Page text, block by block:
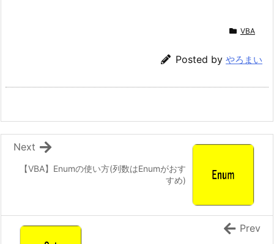
VBA
Posted by やろまい
【VBA】Enumの使い方(列数はEnumがおす
すめ)
Next
Prev